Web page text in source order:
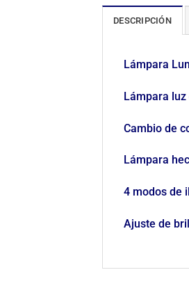
DESCRIPCIÓN
Lámpara
Lámpara
Cambio de
Lámpara
4 modos de
Ajuste de